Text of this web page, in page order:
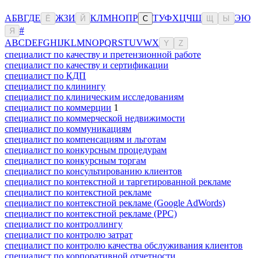
АБВГДЕ Ё ЖЗИ Й КЛМНОПР С ТУФХЦЧШ Ы ЭЮ
Я
#
ABCDEFGHIJKLMNOPQRSTUVWX Y Z
специалист по качеству и претензионной работе
специалист по качеству и сертификации
специалист по КДП
специалист по клинингу
специалист по клиническим исследованиям
специалист по коммерции 1
специалист по коммерческой недвижимости
специалист по коммуникациям
специалист по компенсациям и льготам
специалист по конкурсным процедурам
специалист по конкурсным торгам
специалист по консультированию клиентов
специалист по контекстной и таргетированной рекламе
специалист по контекстной рекламе
специалист по контекстной рекламе (Google AdWords)
специалист по контекстной рекламе (PPC)
специалист по контроллингу
специалист по контролю затрат
специалист по контролю качества обслуживания клиентов
специалист по корпоративной отчетности